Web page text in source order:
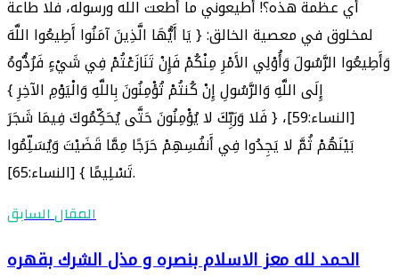
أي عظمة هذه؟! أطيعوني ما أطعت الله ورسوله، فلا طاعة
لمخلوق في معصية الخالق: { يَا أَيُّهَا الَّذِينَ آمَنُوا أَطِيعُوا اللَّهَ
وَأَطِيعُوا الرَّسُولَ وَأُوْلِي الأَمْرِ مِنْكُمْ فَإِنْ تَنَازَعْتُمْ فِي شَيْءٍ فَرُدُّوهُ
إِلَى اللَّهِ وَالرَّسُولِ إِنْ كُنتُمْ تُؤْمِنُونَ بِاللَّهِ وَالْيَوْمِ الآخِرِ }
[النساء:59]، { فَلا وَرَبِّكَ لا يُؤْمِنُونَ حَتَّى يُحَكِّمُوكَ فِيمَا شَجَرَ
بَيْنَهُمْ ثُمَّ لا يَجِدُوا فِي أَنفُسِهِمْ حَرَجًا مِمَّا قَضَيْتَ وَيُسَلِّمُوا
تَسْلِيمًا } [النساء:65].
المقال السابق
الحمد لله معز الاسلام بنصره و مذل الشرك بقهره